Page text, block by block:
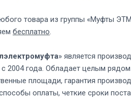
товара из группы «Муфты
бесплатно.
» является
с 2004 года. Обладает целым
площади, гарантия
оплаты, четкие сроки